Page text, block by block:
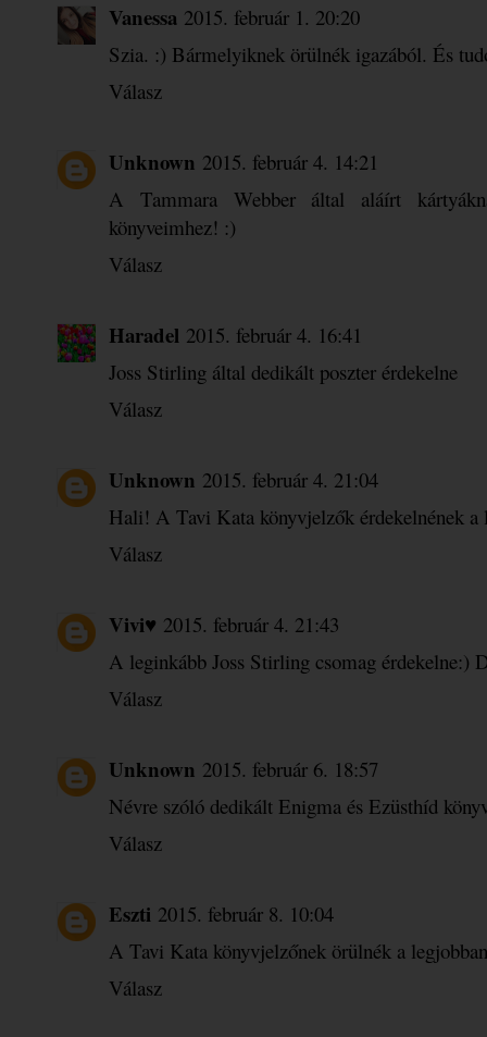
Vanessa 2015. február 1. 20:20
Szia. :) Bármelyiknek örülnék igazából. És
Válasz
Unknown 2015. február 4. 14:21
A Tammara Webber által aláírt
könyveimhez! :)
Válasz
Haradel 2015. február 4. 16:41
Joss Stirling által dedikált poszter érdekelne
Válasz
Unknown 2015. február 4. 21:04
Hali! A Tavi Kata könyvjelzők érdekelnének
Válasz
Vivi♥ 2015. február 4. 21:43
A leginkább Joss Stirling csomag érdekelne:)
Válasz
Unknown 2015. február 6. 18:57
Névre szóló dedikált Enigma és Ezüsthíd
Válasz
Eszti 2015. február 8. 10:04
A Tavi Kata könyvjelzőnek örülnék a
Válasz